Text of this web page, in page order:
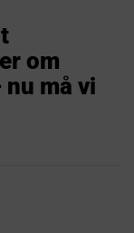
om
må vi